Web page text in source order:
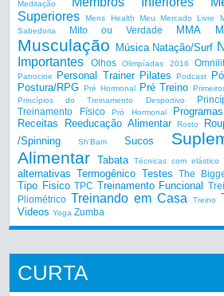
Meditação
Superiores
Mens Health Meu Mercado Livre
Sabedoria
Mito ou Verdade MMA
Musculação Música Natação/Surf
Importantes
Olhos Olimpíadas 2016
Patrocine
Personal Trainer Pilates Podcast
Postura/RPG Pré Hormonal Pré Treino
Princípios do Treinamento Desportivo
Treinamento Físico
Pró Hormonal
Receitas
Reeducação Alimentar Rosto
/Spinning
Sh'Bam Sucos
Alimentar Tabata Técnicas com elástico
alternativas Termogênico Testes The
Tipo Fisico TPC Treinamento Funcional
Pliométrico Treinando em Casa Treino
Videos Yoga Zumba
CURTA